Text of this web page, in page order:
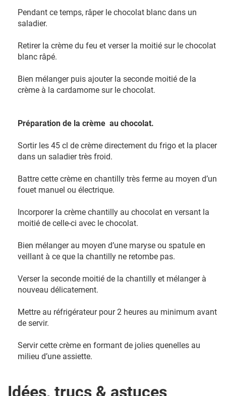
Pendant ce temps, râper le chocolat blanc dans un
saladier.
Retirer la crème du feu et verser la moitié sur le chocolat
blanc râpé.
Bien mélanger puis ajouter la seconde moitié de la
crème à la cardamome sur le chocolat.
Préparation de la crème au chocolat.
Sortir les 45 cl de crème directement du frigo et la placer
dans un saladier très froid.
Battre cette crème en chantilly très ferme au moyen d’un
fouet manuel ou électrique.
Incorporer la crème chantilly au chocolat en versant la
moitié de celle-ci avec le chocolat.
Bien mélanger au moyen d’une maryse ou spatule en
veillant à ce que la chantilly ne retombe pas.
Verser la seconde moitié de la chantilly et mélanger à
nouveau délicatement.
Mettre au réfrigérateur pour 2 heures au minimum avant
de servir.
Servir cette crème en formant de jolies quenelles au
milieu d’une assiette.
Idées, trucs & astuces